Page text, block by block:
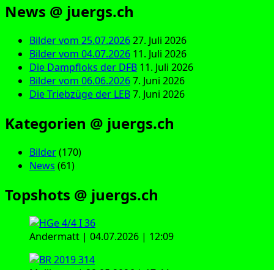
News @ juergs.ch
Bilder vom 25.07.202627. Juli 2026
Bilder vom 04.07.2026 11. Juli 2026
Die Dampfloks der DFB 11. Juli 2026
Bilder vom 06.06.20267. Juni 2026
Die Triebzüge der LEB7. Juni 2026
Kategorien @ juergs.ch
Bilder(170)
News (61)
Topshots @ juergs.ch
Andermatt | 04.07.2026 | 12:09